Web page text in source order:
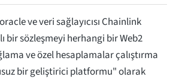
ve veri sağlayıcısı Chainlink
bir sözleşmeyi herhangi bir Web2
ve özel hesaplamalar çalıştırma
bir geliştirici platformu" olarak